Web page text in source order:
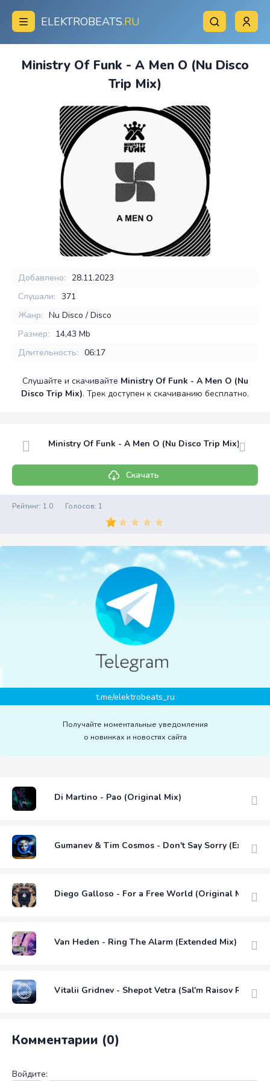
ELEKTROBEATS.RU
Ministry Of Funk - A Men O (Nu Disco
Trip Mix)
Добавлено:
28.11.2023
Слушали: 371
Жанр: Nu Disco / Disco
Размер:
14,43 Mb
Длительность: 06:17
Слушайте и скачивайте Ministry Of Funk - A Men O (Nu
Disco Trip Mix). Трек доступен к скачиванию бесплатно.
Ministry Of Funk - A Men O (Nu Disco Trip Mix)
Скачать
Рейтинг: 1.0 Голосов: 1
t.me/elektrobeats_ru
Получайте моментальные уведомления
о новинках и новостях сайта
Di Martino - Pao (Original Mix)
Gumanev & Tim Cosmos - Don't Say Sorry
Diego Galloso - For a Free World (Original Mix)
Van Heden - Ring The Alarm (Extended Mix)
Vitalii Gridnev - Shepot Vetra (Sal'm Raisov Remix)
Комментарии (0)
Войдите: